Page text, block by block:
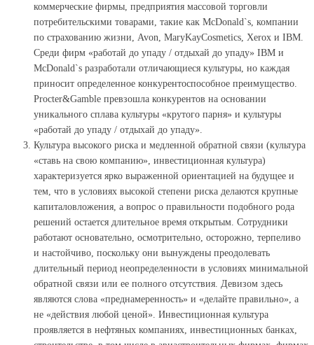
коммерческие фирмы, предприятия массовой торговли
потребительскими товарами, такие как McDonald`s, компании
по страхованию жизни, Avon, MaryKayCosmetics, Xerox и IBM.
Среди фирм «работай до упаду / отдыхай до упаду» IBM и
McDonald`s разработали отличающиеся культуры, но каждая
приносит определенное конкурентоспособное преимущество.
Procter&Gamble превзошла конкурентов на основании
уникального сплава культуры «крутого парня» и культуры
«работай до упаду / отдыхай до упаду».
Культура высокого риска и медленной обратной связи (культура
«ставь на свою компанию», инвестиционная культура)
характеризуется ярко выраженной ориентацией на будущее и
тем, что в условиях высокой степени риска делаются крупные
капиталовложения, а вопрос о правильности подобного рода
решений остается длительное время открытым. Сотрудники
работают основательно, осмотрительно, осторожно, терпеливо
и настойчиво, поскольку они вынуждены преодолевать
длительный период неопределенности в условиях минимальной
обратной связи или ее полного отсутствия. Девизом здесь
являются слова «преднамеренность» и «делайте правильно», а
не «действия любой ценой». Инвестиционная культура
проявляется в нефтяных компаниях, инвестиционных банках,